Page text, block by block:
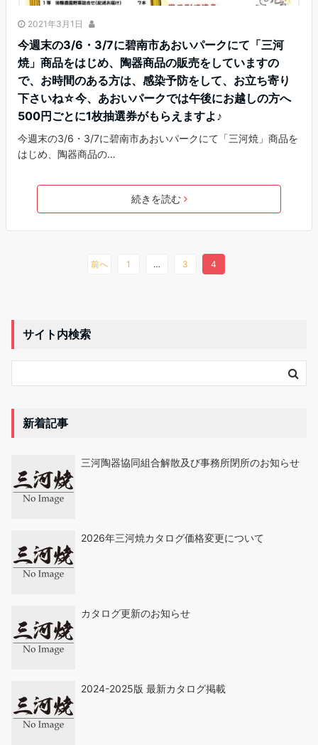
2021年3月1日
今週末の3/6・3/7に碧南市あおいパークにて「三河
焼」商品をはじめ、陶器商品の販売をしていますの
で、お時間のある方は、感染予防をして、お立ち寄り
下さいね☆今、あおいパークでは午後にお越しの方へ
500円ごとに1枚抽選券がもらえますよ♪
今週末の3/6・3/7に碧南市あおいパークにて「三河焼」商品を
はじめ、陶器商品の…
続きを読む
前へ 1 … 3 4
サイト内検索
新着記事
三河陶器協同組合解散及び事務所閉所のお知らせ
2026年三河焼カタログ価格変更について
カタログ更新のお知らせ
2024-2025版 最新カタログ掲載